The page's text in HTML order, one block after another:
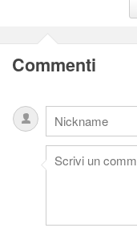
Commenti